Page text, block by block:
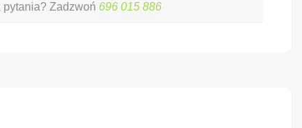
pytania? Zadzwoń 696 015 886